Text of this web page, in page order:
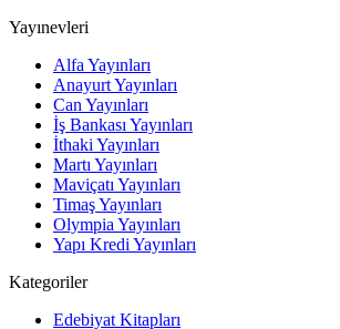
Yayınevleri
Alfa Yayınları
Anayurt Yayınları
Can Yayınları
İş Bankası Yayınları
İthaki Yayınları
Martı Yayınları
Maviçatı Yayınları
Timaş Yayınları
Olympia Yayınları
Yapı Kredi Yayınları
Kategoriler
Edebiyat Kitapları